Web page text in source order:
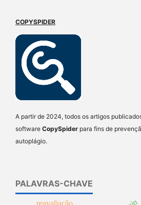
COPYSPIDER
A partir de 2024, todos os artigos
software CopySpider para fins de
autoplágio.
PALAVRAS-CHAVE